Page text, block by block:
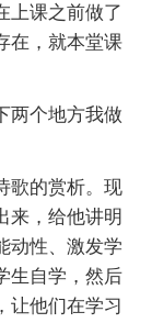
上课之前做了
在，就本堂课
两个地方我做
歌的赏析。现
来，给他讲明
动性、激发学
生自学，然后
让他们在学习